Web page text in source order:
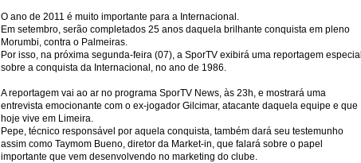
O ano de 2011 é muito importante para a Internacional.
Em setembro, serão completados 25 anos daquela brilhante conquista em pleno
Morumbi, contra o Palmeiras.
Por isso, na próxima segunda-feira (07), a SporTV exibirá uma reportagem especial
sobre a conquista da Internacional, no ano de 1986.
A reportagem vai ao ar no programa SporTV News, às 23h, e mostrará uma
entrevista emocionante com o ex-jogador Gilcimar, atacante daquela equipe e que
hoje vive em Limeira.
Pepe, técnico responsável por aquela conquista, também dará seu testemunho
assim como Taymom Bueno, diretor da Market-in, que falará sobre o papel
importante que vem desenvolvendo no marketing do clube.